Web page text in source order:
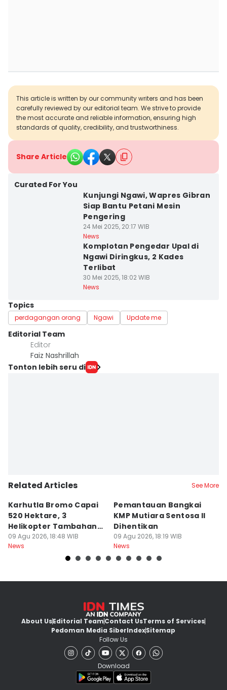
This article is written by our community writers and has been
carefully reviewed by our editorial team. We strive to provide
the most accurate and reliable information, ensuring high
standards of quality, credibility, and trustworthiness.
Share Article
Curated For You
Kunjungi Ngawi, Wapres Gibran
Siap Bantu Petani Mesin
Pengering
24 Mei 2025, 20:17 WIB
News
Komplotan Pengedar Upal di
Ngawi Diringkus, 2 Kades
Terlibat
30 Mei 2025, 18:02 WIB
News
Topics
perdagangan orang Ngawi Update me
Editorial Team
Editor
Faiz Nashrillah
Tonton lebih seru di
Related Articles See More
Karhutla Bromo Capai
520 Hektare, 3
Helikopter Tambahan
Diterjunkan
09 Agu 2026, 18:48 WIB
News
Pemantauan Bangkai
KMP Mutiara Sentosa II
Dihentikan
09 Agu 2026, 18:19 WIB
News
About UsEditorial TeamContact UsTerms of Services
Pedoman Media SiberIndexSitemap
Follow Us
Download